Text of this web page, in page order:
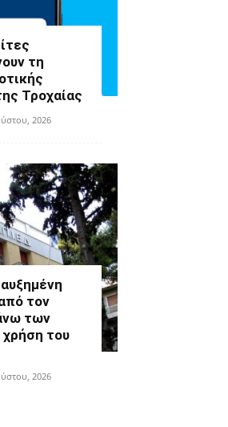
τη
Τροχαίας
2026
τον
των
του
2026